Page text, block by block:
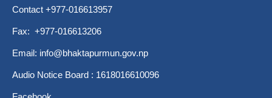
Contact +977-016613957
Fax: +977-016613206
Email: info@bhaktapurmun.gov.np
Audio Notice Board : 1618016610096